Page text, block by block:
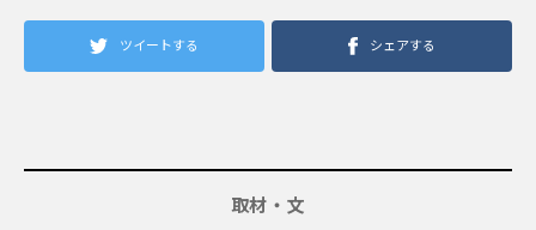
ツイートする シェアする
取材・文